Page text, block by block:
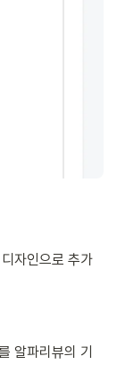
자인으로 추가
알파리뷰의 기